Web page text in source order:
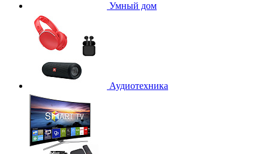
Умный дом
Аудиотехника